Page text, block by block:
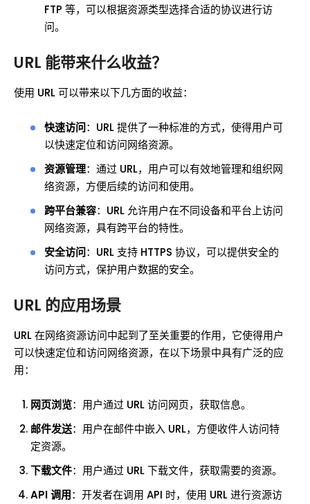
FTP 等，可以根据资源类型选择合适的协议进行访
问。
URL 能带来什么收益？
使用 URL 可以带来以下几方面的收益：
快速访问：URL 提供了一种标准的方式，使得用户可
以快速定位和访问网络资源。
资源管理：通过 URL，用户可以有效地管理和组织网
络资源，方便后续的访问和使用。
跨平台兼容：URL 允许用户在不同设备和平台上访问
网络资源，具有跨平台的特性。
安全访问：URL 支持 HTTPS 协议，可以提供安全的
访问方式，保护用户数据的安全。
URL 的应用场景
URL 在网络资源访问中起到了至关重要的作用，它使得用户
可以快速定位和访问网络资源，在以下场景中具有广泛的应
用：
网页浏览：用户通过 URL 访问网页，获取信息。
邮件发送：用户在邮件中嵌入 URL，方便收件人访问特
定资源。
下载文件：用户通过 URL 下载文件，获取需要的资源。
API 调用：开发者在调用 API 时，使用 URL 进行资源访